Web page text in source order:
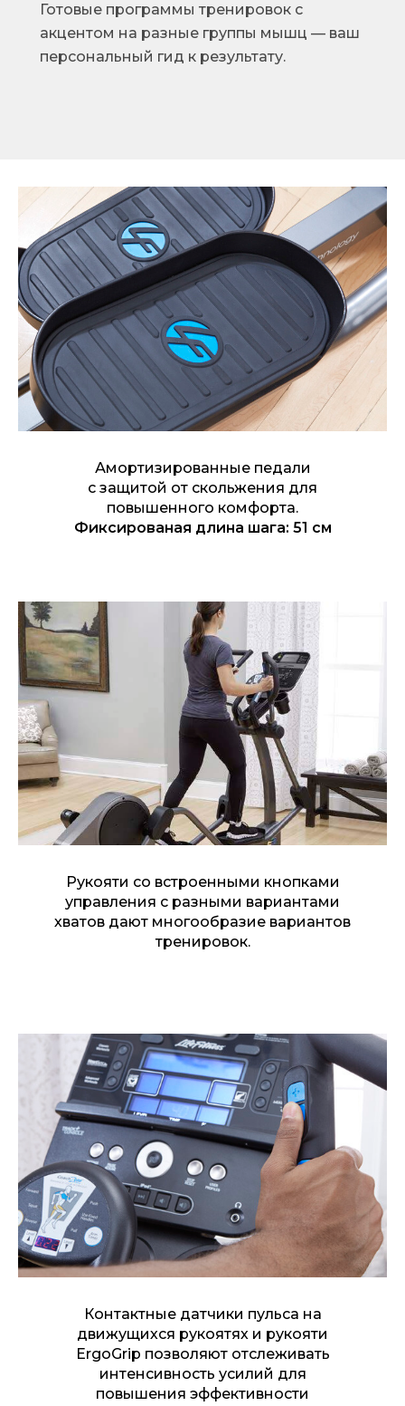
Готовые программы тренировок с
акцентом на разные группы мышц — ваш
персональный гид к результату.
Амортизированные педали
с защитой от скольжения для
повышенного комфорта.
Фиксированая длина шага: 51 см
Рукояти со встроенными кнопками
управления с разными вариантами
хватов дают многообразие вариантов
тренировок.
Контактные датчики пульса на
движущихся рукоятях и рукояти
ErgoGrip позволяют отслеживать
интенсивность усилий для
повышения эффективности
КОНСОЛЬ TRACK
CONNECT
Подключение к умным часам
Apple Watch® и Samsung
Galaxy Watch®
Bluetooth-датчики
сердечного ритма
приложениями через FTMS
Встроенный держатель для
смартфона и планшета